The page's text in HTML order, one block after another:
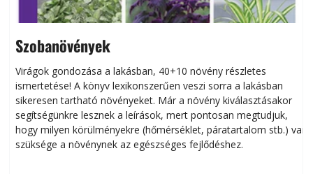
Szobanövények
Virágok gondozása a lakásban, 40+10 növény részletes
ismertetése! A könyv lexikonszerűen veszi sorra a lakásban
sikeresen tart­ha­tó növényeket. Már a növény kiválasztásakor
segítségünkre lesznek a leírások, mert pontosan megtudjuk,
hogy milyen körülményekre (hőmérséklet, páratartalom stb.) van
szüksége a növénynek az egészséges fejlődéshez.